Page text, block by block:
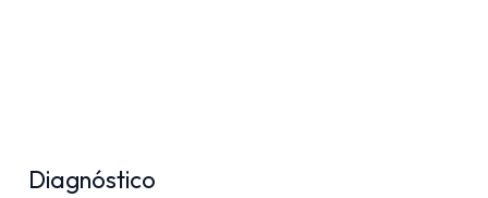
Diagnóstico